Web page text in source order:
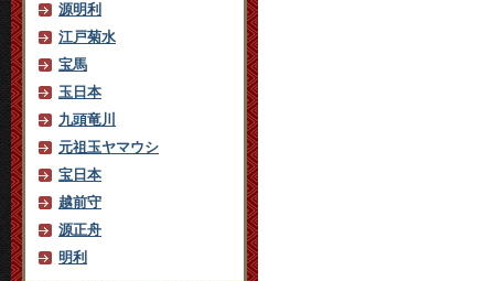
源明利
江戸菊水
宝馬
玉日本
九頭竜川
元祖玉ヤマウシ
宝日本
越前守
源正舟
明利